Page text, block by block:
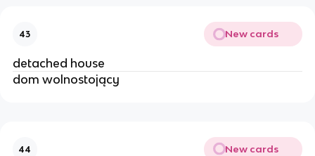
43 New cards
detached house
dom wolnostojący
44 New cards